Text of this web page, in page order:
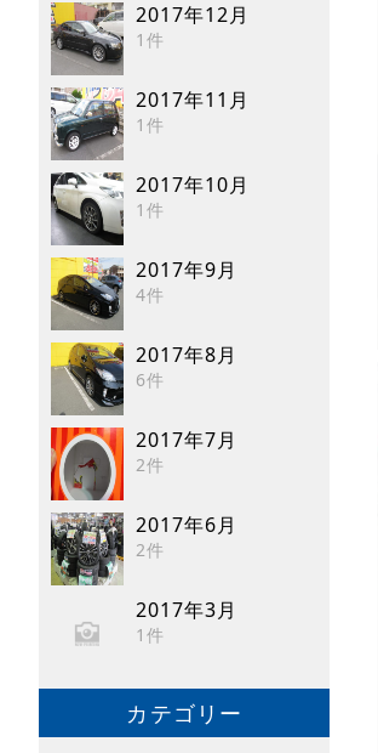
2017年12月
1件
2017年11月
1件
2017年10月
1件
2017年9月
4件
2017年8月
6件
2017年7月
2件
2017年6月
2件
2017年3月
1件
カテゴリー